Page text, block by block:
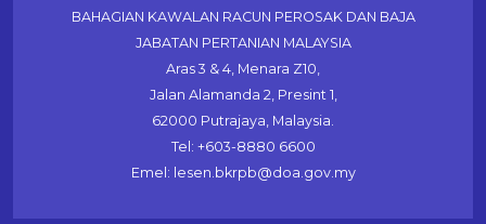
BAHAGIAN KAWALAN RACUN PEROSAK DAN BAJA
JABATAN PERTANIAN MALAYSIA
Aras 3 & 4, Menara Z10,
Jalan Alamanda 2, Presint 1,
62000 Putrajaya, Malaysia.
Tel: +603-8880 6600
Emel: lesen.bkrpb@doa.gov.my